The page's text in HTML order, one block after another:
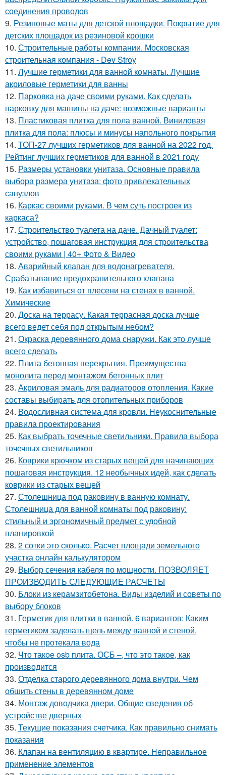
соединения проводов
9. Резиновые маты для детской площадки. Покрытие для
детских площадок из резиновой крошки
10. Строительные работы компании. Московская
строительная компания - Dev Stroy
11. Лучшие герметики для ванной комнаты. Лучшие
акриловые герметики для ванны
12. Парковка на даче своими руками. Как сделать
парковку для машины на даче: возможные варианты
13. Пластиковая плитка для пола ванной. Виниловая
плитка для пола: плюсы и минусы напольного покрытия
14. ТОП-27 лучших герметиков для ванной на 2022 год.
Рейтинг лучших герметиков для ванной в 2021 году
15. Размеры установки унитаза. Основные правила
выбора размера унитаза: фото привлекательных
санузлов
16. Каркас своими руками. В чем суть построек из
каркаса?
17. Строительство туалета на даче. Дачный туалет:
устройство, пошаговая инструкция для строительства
своими руками | 40+ Фото & Видео
18. Аварийный клапан для водонагревателя.
Срабатывание предохранительного клапана
19. Как избавиться от плесени на стенах в ванной.
Химические
20. Доска на террасу. Какая террасная доска лучше
всего ведет себя под открытым небом?
21. Окраска деревянного дома снаружи. Как это лучше
всего сделать
22. Плита бетонная перекрытия. Преимущества
монолита перед монтажом бетонных плит
23. Акриловая эмаль для радиаторов отопления. Какие
составы выбирать для отопительных приборов
24. Водосливная система для кровли. Неукоснительные
правила проектирования
25. Как выбрать точечные светильники. Правила выбора
точечных светильников
26. Коврики крючком из старых вещей для начинающих
пошаговая инструкция. 12 необычных идей, как сделать
коврики из старых вещей
27. Столешница под раковину в ванную комнату.
Столешница для ванной комнаты под раковину:
стильный и эргономичный предмет с удобной
планировкой
28. 2 сотки это сколько. Расчет площади земельного
участка онлайн калькулятором
29. Выбор сечения кабеля по мощности. ПОЗВОЛЯЕТ
ПРОИЗВОДИТЬ СЛЕДУЮЩИЕ РАСЧЕТЫ
30. Блоки из керамзитобетона. Виды изделий и советы по
выбору блоков
31. Герметик для плитки в ванной. 6 вариантов: Каким
герметиком заделать щель между ванной и стеной,
чтобы не протекала вода
32. Что такое osb плита. ОСБ –, что это такое, как
производится
33. Отделка старого деревянного дома внутри. Чем
обшить стены в деревянном доме
34. Монтаж доводчика двери. Общие сведения об
устройстве дверных
35. Текущие показания счетчика. Как правильно снимать
показания
36. Клапан на вентиляцию в квартире. Неправильное
применение элементов